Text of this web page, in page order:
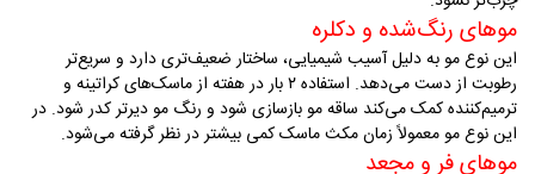
موهای رنگ‌شده و دکلره
این نوع مو به دلیل آسیب شیمیایی، ساختار ضعیف‌تری دارد و سریع‌تر
رطوبت از دست می‌دهد. استفاده ۲ بار در هفته از ماسک‌های کراتینه و
ترمیم‌کننده کمک می‌کند ساقه مو بازسازی شود و رنگ مو دیرتر کدر شود. در
این نوع مو معمولاً زمان مکث ماسک کمی بیشتر در نظر گرفته می‌شود.
موهای فر و مجعد